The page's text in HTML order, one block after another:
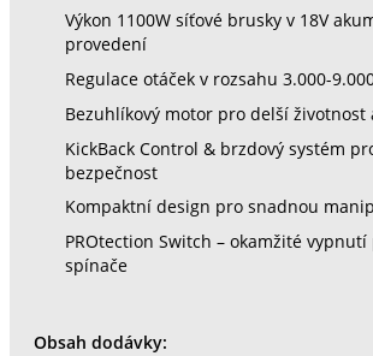
Výkon 1100W síťové brusky v 18V
provedení
Regulace otáček v rozsahu 3.000-
Bezuhlíkový motor pro delší životnost
KickBack Control & brzdový systém
bezpečnost
Kompaktní design pro snadnou
PROtection Switch – okamžité
spínače
Obsah dodávky: